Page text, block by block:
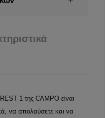
1 της CAMPO είναι
να απολαύσετε και να